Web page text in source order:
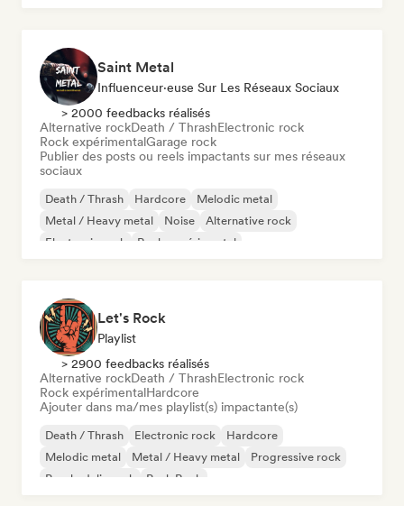
Saint Metal
Influenceur·euse Sur Les Réseaux Sociaux
> 2000 feedbacks réalisés
Alternative rockDeath / ThrashElectronic rock
Rock expérimentalGarage rock
Publier des posts ou reels impactants sur mes réseaux
sociaux
Death / Thrash Hardcore
Melodic metal
Metal / Heavy metal
Noise
Alternative rock
Electronic rock
Rock expérimental
Let's Rock
Playlist
> 2900 feedbacks réalisés
Alternative rockDeath / ThrashElectronic rock
Rock expérimentalHardcore
Ajouter dans ma/mes playlist(s) impactante(s)
Death / Thrash Electronic rock
Hardcore
Melodic metal
Metal / Heavy metal
Progressive rock
Psychedelic rock
Punk Rock